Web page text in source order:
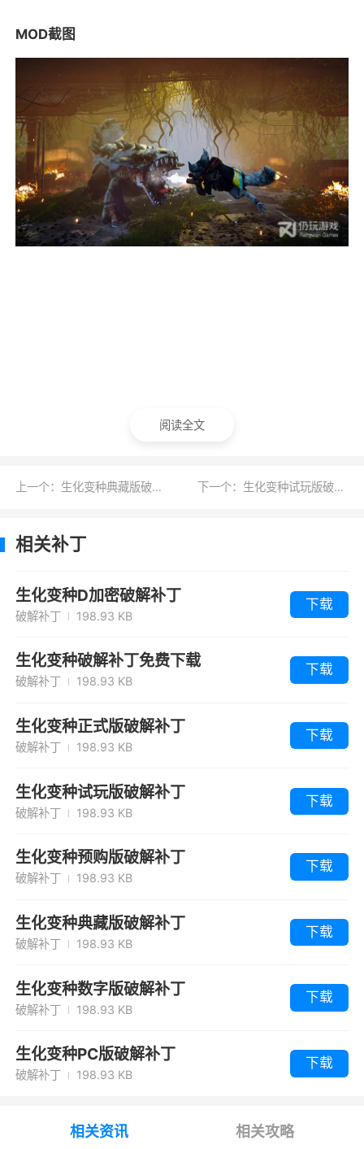
MOD截图
阅读全文
上一个：生化变种典藏版破解补丁 下一个：生化变种试玩版破解补丁
相关补丁
生化变种D加密破解补丁
破解补丁 198.93 KB
下载
生化变种破解补丁免费下载
破解补丁 198.93 KB
下载
生化变种正式版破解补丁
破解补丁 198.93 KB
下载
生化变种试玩版破解补丁
破解补丁 198.93 KB
下载
生化变种预购版破解补丁
破解补丁 198.93 KB
下载
生化变种典藏版破解补丁
破解补丁 198.93 KB
下载
生化变种数字版破解补丁
破解补丁 198.93 KB
下载
生化变种PC版破解补丁
破解补丁 198.93 KB
下载
相关资讯 相关攻略